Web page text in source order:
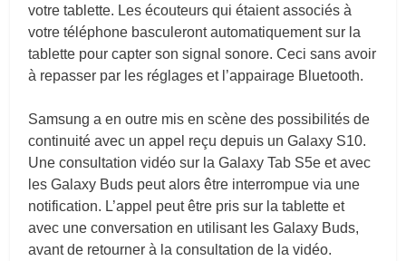
votre tablette. Les écouteurs qui étaient associés à
votre téléphone basculeront automatiquement sur la
tablette pour capter son signal sonore. Ceci sans avoir
à repasser par les réglages et l’appairage Bluetooth.
Samsung a en outre mis en scène des possibilités de
continuité avec un appel reçu depuis un Galaxy S10.
Une consultation vidéo sur la Galaxy Tab S5e et avec
les Galaxy Buds peut alors être interrompue via une
notification. L’appel peut être pris sur la tablette et
avec une conversation en utilisant les Galaxy Buds,
avant de retourner à la consultation de la vidéo.